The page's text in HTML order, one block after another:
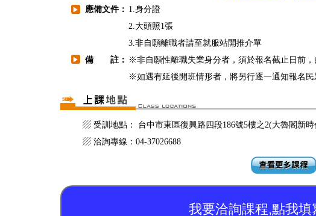
▶ 應備文件： 1.身分證
2.大頭照1張
3.非自願離職者請至就服站開推介單
▶ 備 註： ※非自願性離職失業身分者，須於報名截止日前，
※如遇有延後開班情形者，將另行逐一通知報名民
▨ 受訓地點： 台中市東區復興路四段186號5樓之2(大魯閣新
▨ 洽詢專線：04-37026688
我要洽詢課程,點我填